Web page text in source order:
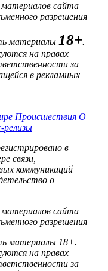
материалов сайта
разрешения
материалы 18+.
на правах
за
в рекламных
Происшествия О
релизы
в
связи,
коммуникаций
о
материалов сайта
разрешения
материалы 18+.
на правах
за